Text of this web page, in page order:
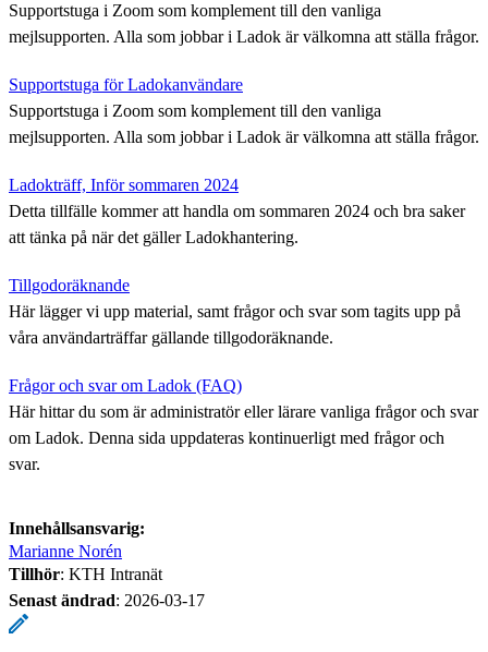
Supportstuga i Zoom som komplement till den vanliga
mejlsupporten. Alla som jobbar i Ladok är välkomna att ställa frågor.
Supportstuga för Ladokanvändare
Supportstuga i Zoom som komplement till den vanliga
mejlsupporten. Alla som jobbar i Ladok är välkomna att ställa frågor.
Ladokträff, Inför sommaren 2024
Detta tillfälle kommer att handla om sommaren 2024 och bra saker
att tänka på när det gäller Ladokhantering.
Tillgodoräknande
Här lägger vi upp material, samt frågor och svar som tagits upp på
våra användarträffar gällande tillgodoräknande.
Frågor och svar om Ladok (FAQ)
Här hittar du som är administratör eller lärare vanliga frågor och svar
om Ladok. Denna sida uppdateras kontinuerligt med frågor och
svar.
Innehållsansvarig:
Marianne Norén
Tillhör: KTH Intranät
Senast ändrad: 2026-03-17